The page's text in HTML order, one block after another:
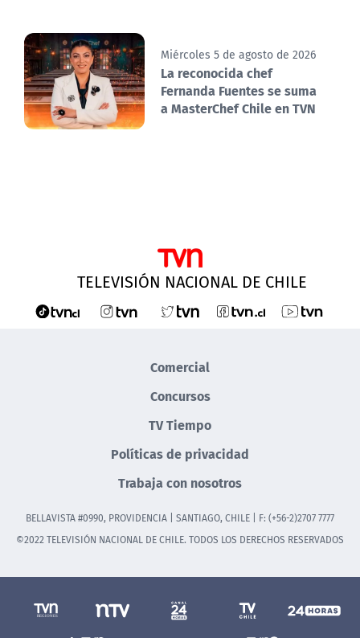
Miércoles 5 de agosto de 2026
La reconocida chef
Fernanda Fuentes se suma
a MasterChef Chile en TVN
TELEVISIÓN NACIONAL DE CHILE
Comercial
Concursos
TV Tiempo
Políticas de privacidad
Trabaja con nosotros
BELLAVISTA #0990, PROVIDENCIA | SANTIAGO, CHILE | F: (+56-2)2707 7777
©2022 TELEVISIÓN NACIONAL DE CHILE. TODOS LOS DERECHOS RESERVADOS